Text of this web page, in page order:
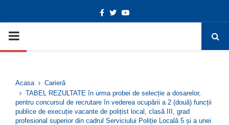
Deschide bara de unelte
Facebook
TwitterYoutube
PRIMARY
Acasa
Carieră
TABEL REZULTATE în urma probei de selecție a dosarelor,
pentru concursul de recrutare în vederea ocupării a 2 (două) funcții
publice de execuție vacante de polițist local, clasă III, grad
profesional superior din cadrul Serviciului Poliție Locală 5 și a unei